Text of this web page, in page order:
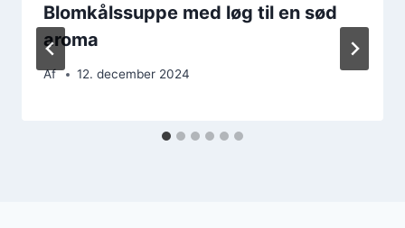
Blomkålssuppe med løg til en sød
aroma
Af 12. december 2024